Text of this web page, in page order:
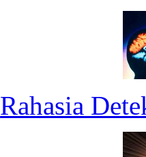
Rahasia